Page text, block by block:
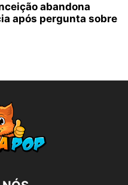
abandona
após pergunta sobre